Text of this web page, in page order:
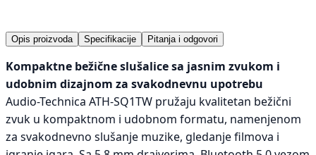
Opis proizvoda Specifikacije Pitanja i odgovori
Kompaktne bežične slušalice sa jasnim zvukom i
udobnim dizajnom za svakodnevnu upotrebu
Audio-Technica ATH-SQ1TW pružaju kvalitetan bežični
zvuk u kompaktnom i udobnom formatu, namenjenom
za svakodnevno slušanje muzike, gledanje filmova i